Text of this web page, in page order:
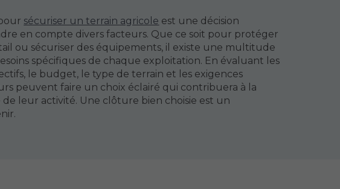
sécuriser un terrain agricole est une décision
en compte divers facteurs. Que ce soit pour protéger
ou sécuriser des équipements, il existe une multitude
spécifiques de chaque exploitation. En évaluant les
le budget, le type de terrain et les exigences
peuvent faire un choix éclairé qui contribuera à la
leur activité. Une clôture bien choisie est un